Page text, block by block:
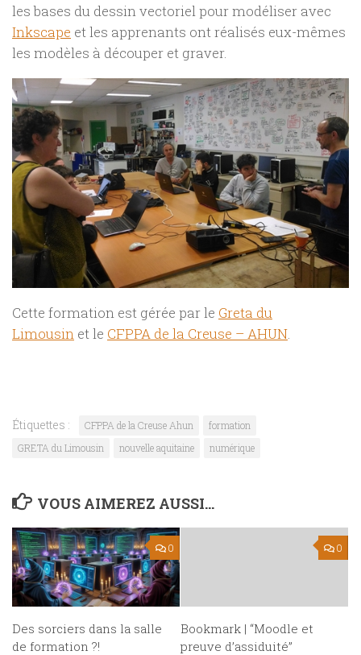
les bases du dessin vectoriel pour modéliser avec
Inkscape et les apprenants ont réalisés eux-mêmes
les modèles à découper et graver.
Cette formation est gérée par le Greta du
Limousin et le CFPPA de la Creuse – AHUN.
Étiquettes : CFPPA de la Creuse Ahun
formation
GRETA du Limousin
nouvelle aquitaine numérique
VOUS AIMEREZ AUSSI...
0
Des sorciers dans la salle
de formation ?!
0
Bookmark | “Moodle et
preuve d’assiduité”